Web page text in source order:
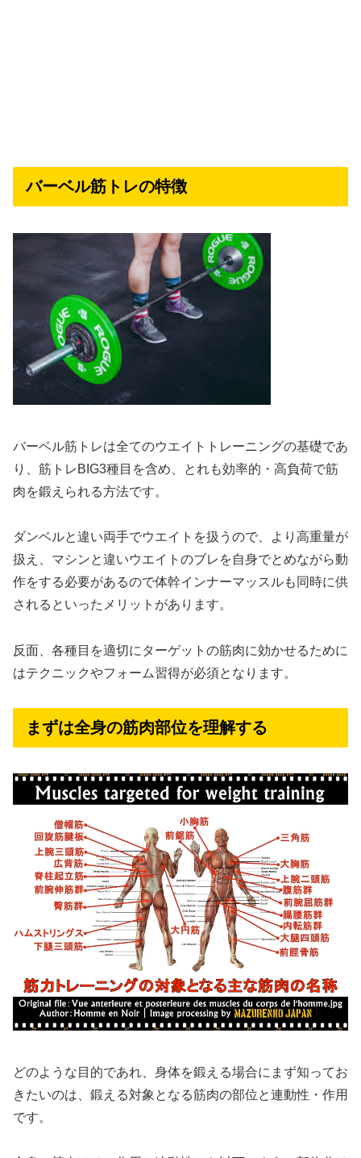
バーベル筋トレの特徴
バーベル筋トレは全てのウエイトトレーニングの基礎であ
り、筋トレBIG3種目を含め、とれも効率的・高負荷で筋
肉を鍛えられる方法です。
ダンベルと違い両手でウエイトを扱うので、より高重量が
扱え、マシンと違いウエイトのブレを自身でとめながら動
作をする必要があるので体幹インナーマッスルも同時に供
されるといったメリットがあります。
反面、各種目を適切にターゲットの筋肉に効かせるために
はテクニックやフォーム習得が必須となります。
まずは全身の筋肉部位を理解する
どのような目的であれ、身体を鍛える場合にまず知ってお
きたいのは、鍛える対象となる筋肉の部位と連動性・作用
です。